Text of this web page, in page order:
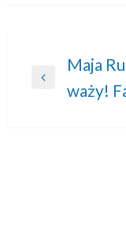
wpisu
Previous
Maja
waży!